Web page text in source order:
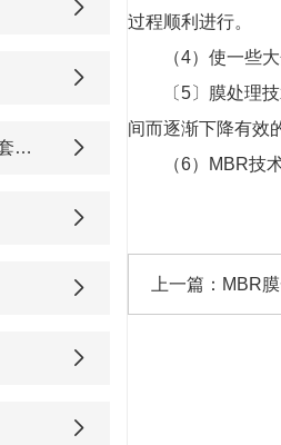
生活垃圾DTRO成套渗滤液处理设备
过程顺利进行。
（4）使一些
〔5〕膜处理
间而逐渐下降有效
（6）MBR技
上一篇： MBR